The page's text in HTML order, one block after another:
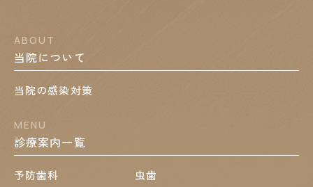
ABOUT
当院について
当院の感染対策
MENU
診療案内一覧
予防歯科
虫歯